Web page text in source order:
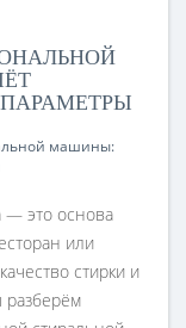
— это основа
или
стирки и
разберём